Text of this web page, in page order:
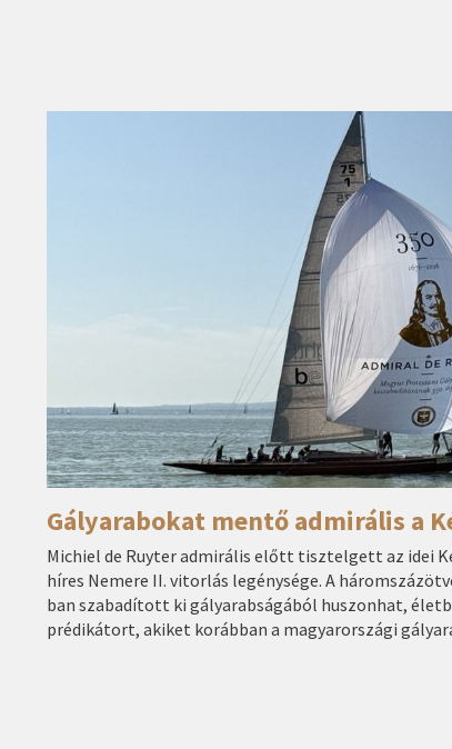
Gályarabokat mentő admirális a
Michiel de Ruyter admirális előtt tisztelgett az idei
híres Nemere II. vitorlás legénysége. A
ban szabadított ki gályarabságából huszonhat,
prédikátort, akiket korábban a magyarországi